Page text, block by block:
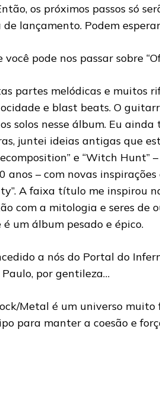
os próximos passos só
lançamento. Podem
pode nos passar sobre
partes melódicas e muitos
e blast beats. O
solos nesse álbum. Eu ainda
juntei ideias antigas que
e “Witch Hunt”
anos – com novas inspirações
A faixa título me inspirou
com a mitologia e seres de
um álbum pesado e épico.
a nós do Portal do
por gentileza…
Metal é um universo muito
para manter a coesão e